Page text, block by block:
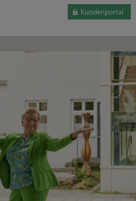
Kundenportal